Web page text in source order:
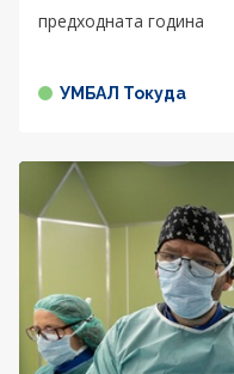
предходната година
УМБАЛ Токуда